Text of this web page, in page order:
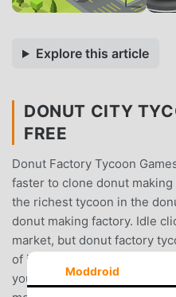
Explore this article
DONUT CITY
FREE
Donut Factory Tycoon
faster to clone donut making
the richest tycoon in the
donut making factory. Idle
market, but donut factory
of its idea of cloning as
your megaphone and direct
Moddroid